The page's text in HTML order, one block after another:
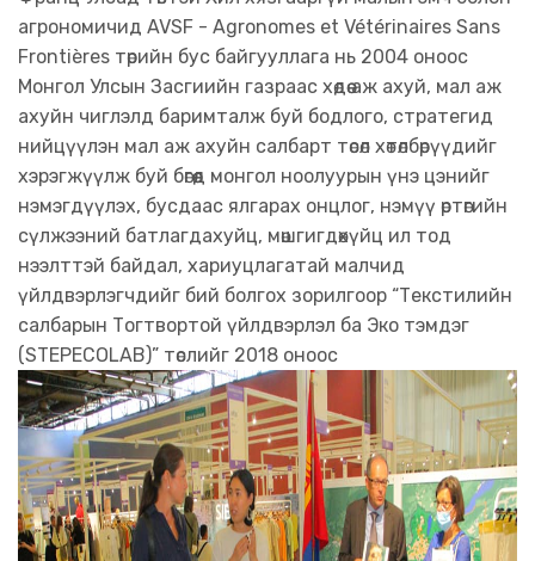
агрономичид AVSF - Agronomes et Vétérinaires Sans
Frontières төрийн бус байгууллага нь 2004 оноос
Монгол Улсын Засгиийн газраас хөдөө аж ахуй, мал аж
ахуйн чиглэлд баримталж буй бодлого, стратегид
нийцүүлэн мал аж ахуйн салбарт төсөл хөтөлбөрүүдийг
хэрэгжүүлж буй бөгөөд монгол ноолуурын үнэ цэнийг
нэмэгдүүлэх, бусдаас ялгарах онцлог, нэмүү өртөгийн
сүлжээний батлагдахуйц, мөшгигдөхүйц ил тод
нээлттэй байдал, хариуцлагатай малчид
үйлдвэрлэгчдийг бий болгох зорилгоор “Текстилийн
салбарын Тогтвортой үйлдвэрлэл ба Эко тэмдэг
(STEPECOLAB)” төслийг 2018 оноос